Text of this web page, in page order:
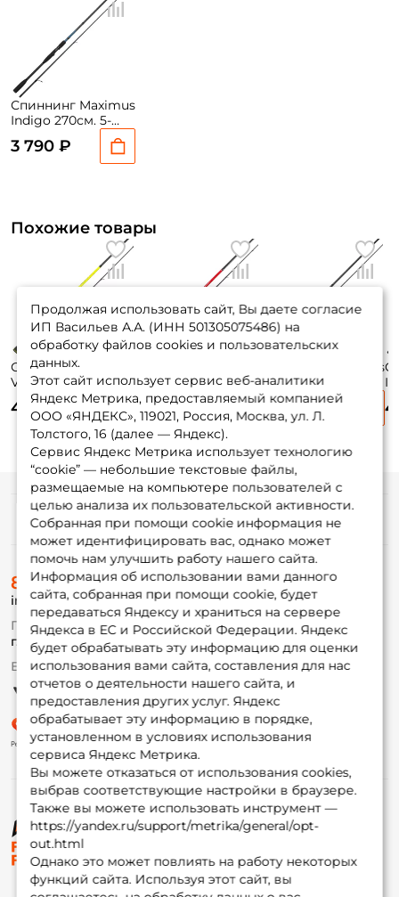
Спиннинг Maximus
Indigo 270см. 5-
21гр. 169гр. fast /
MSIN27ML
3 790 ₽
Похожие товары
Спиннинг Maximus
Villain 270см. 7-
28гр. 200гр. fast /
MSVI27M
4 645 ₽
Winner X MSWX27L
270 см. 3-15 гр.
3 910 ₽
Спиннинг Maximus
Indigo 270см. 7-
28гр. 175гр. fast /
MSIN27M
3 975 ₽ 4
Продолжая использовать сайт, Вы даете согласие
ИП Васильев А.А. (ИНН 501305075486) на
обработку файлов cookies и пользовательских
данных.
Этот сайт использует сервис веб-аналитики
Яндекс Метрика, предоставляемый компанией
ООО «ЯНДЕКС», 119021, Россия, Москва, ул. Л.
Толстого, 16 (далее — Яндекс).
Сервис Яндекс Метрика использует технологию
“cookie” — небольшие текстовые файлы,
размещаемые на компьютере пользователей с
целью анализа их пользовательской активности.
Собранная при помощи cookie информация не
может идентифицировать вас, однако может
помочь нам улучшить работу нашего сайта.
Информация об использовании вами данного
сайта, собранная при помощи cookie, будет
передаваться Яндексу и храниться на сервере
Яндекса в ЕС и Российской Федерации. Яндекс
будет обрабатывать эту информацию для оценки
использования вами сайта, составления для нас
отчетов о деятельности нашего сайта, и
предоставления других услуг. Яндекс
обрабатывает эту информацию в порядке,
установленном в условиях использования
сервиса Яндекс Метрика.
Вы можете отказаться от использования cookies,
выбрав соответствующие настройки в браузере.
Также вы можете использовать инструмент —
https://yandex.ru/support/metrika/general/opt-
out.html
Однако это может повлиять на работу некоторых
функций сайта. Используя этот сайт, вы
© ФоксФишинг, 2009-2026
Информация
О магазине
Доставка
Оплата
Fox-bonus
Гуру
Партнерская программа
8 (495) 532-77-88
info@foxfishing.ru
По вопросам с заказом
г. Москва, ул. Плеханова д.7
Ежедневно 10:00 до 20:00